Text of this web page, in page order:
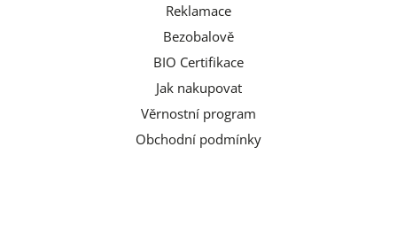
Reklamace
Bezobalově
BIO Certifikace
Jak nakupovat
Věrnostní program
Obchodní podmínky